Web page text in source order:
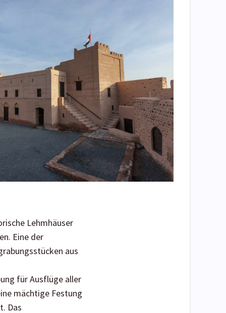
Lehmhäuser
Eine der
aus
für Ausflüge aller
mächtige Festung
Das